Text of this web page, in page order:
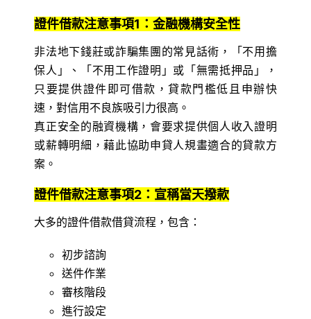
證件借款注意事項1：金融機構安全性
非法地下錢莊或詐騙集團的常見話術，「不用擔
保人」、「不用工作證明」或「無需抵押品」，
只要提供證件即可借款，貸款門檻低且申辦快
速，對信用不良族吸引力很高。
真正安全的融資機構，會要求提供個人收入證明
或薪轉明細，藉此協助申貸人規畫適合的貸款方
案。
證件借款注意事項2：宣稱當天撥款
大多的證件借款借貸流程，包含：
初步諮詢
送件作業
審核階段
進行設定